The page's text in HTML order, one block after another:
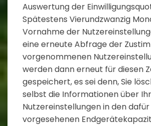
Auswertung der
Spätestens Vierundzwanzig
Vornahme der
eine erneute Abfrage der
vorgenommenen
werden dann erneut für diesen
gespeichert, es sei denn, Sie
selbst die Informationen über
Nutzereinstellungen in den dafür
vorgesehenen